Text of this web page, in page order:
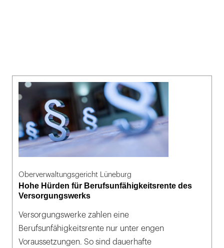
Oberverwaltungsgericht Lüneburg
Hohe Hürden für Berufsunfähigkeitsrente des
Versorgungswerks
Versorgungswerke zahlen eine
Berufsunfähigkeitsrente nur unter engen
Voraussetzungen. So sind dauerhafte